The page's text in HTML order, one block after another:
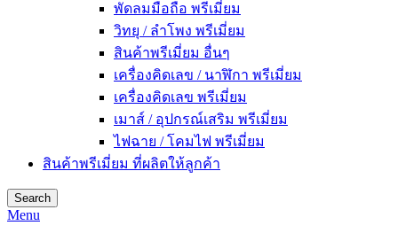
พัดลมมือถือ พรีเมี่ยม
วิทยุ / ลำโพง พรีเมี่ยม
สินค้าพรีเมี่ยม อื่นๆ
เครื่องคิดเลข / นาฬิกา พรีเมี่ยม
เครื่องคิดเลข พรีเมี่ยม
เมาส์ / อุปกรณ์เสริม พรีเมี่ยม
ไฟฉาย / โคมไฟ พรีเมี่ยม
สินค้าพรีเมี่ยม ที่ผลิตให้ลูกค้า
Search
Menu